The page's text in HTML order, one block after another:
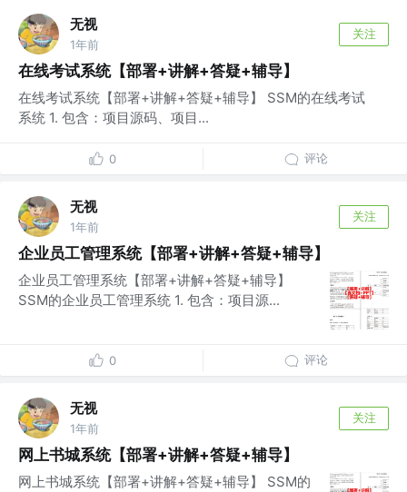
无视
1年前
关注
在线考试系统【部署+讲解+答疑+辅导】
在线考试系统【部署+讲解+答疑+辅导】 SSM的在线考试
系统 1. 包含：项目源码、项目...
0 评论
无视
1年前
关注
企业员工管理系统【部署+讲解+答疑+辅导】
企业员工管理系统【部署+讲解+答疑+辅导】
SSM的企业员工管理系统 1. 包含：项目源...
0 评论
无视
1年前
关注
网上书城系统【部署+讲解+答疑+辅导】
网上书城系统【部署+讲解+答疑+辅导】 SSM的